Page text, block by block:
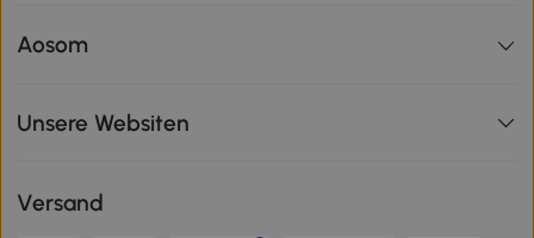
Aosom
Unsere Websiten
Versand